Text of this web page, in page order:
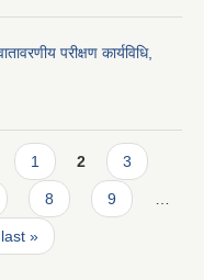
परीक्षण कार्यविधि,
1 2 3
8 9
last »